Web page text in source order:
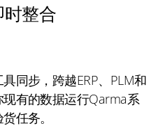
整合
同步，跨越ERP、PLM和
有的数据运行Qarma系
任务。